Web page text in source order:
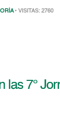
• VISITAS: 2760
las 7°